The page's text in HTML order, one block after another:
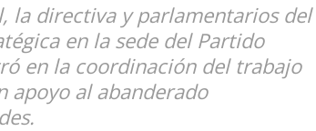
la directiva y parlamentarios del
en la sede del Partido
en la coordinación del trabajo
al abanderado